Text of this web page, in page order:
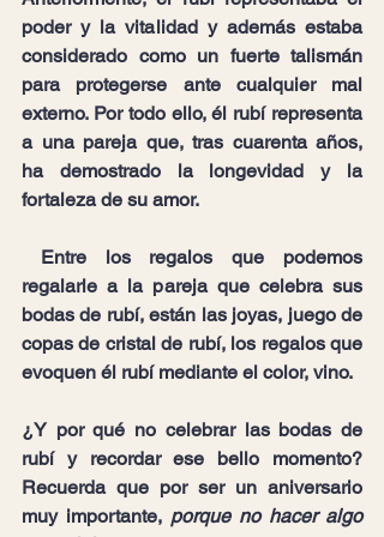
poder y la vitalidad y además estaba
considerado como un fuerte talismán
para protegerse ante cualquier mal
externo. Por todo ello, él rubí representa
a una pareja que, tras cuarenta años,
ha demostrado la longevidad y la
fortaleza de su amor.
Entre los regalos que podemos
regalarle a la pareja que celebra sus
bodas de rubí, están las joyas, juego de
copas de cristal de rubí, los regalos que
evoquen él rubí mediante el color, vino.
¿Y por qué no celebrar las bodas de
rubí y recordar ese bello momento?
Recuerda que por ser un aniversario
muy importante, porque no hacer algo